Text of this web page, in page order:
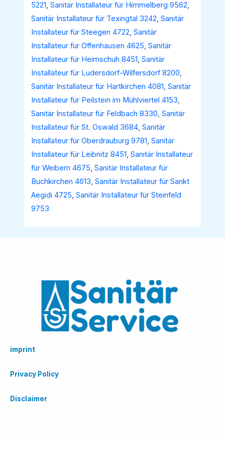
5221,Sanitär Installateur für Himmelberg 9562,
Sanitär Installateur für Texingtal 3242,Sanitär
Installateur für Steegen 4722,Sanitär
Installateur für Offenhausen 4625,Sanitär
Installateur für Heimschuh 8451,Sanitär
Installateur für Ludersdorf-Wilfersdorf 8200,
Sanitär Installateur für Hartkirchen 4081,Sanitär
Installateur für Peilstein im Mühlviertel 4153,
Sanitär Installateur für Feldbach 8330,Sanitär
Installateur für St. Oswald 3684,Sanitär
Installateur für Oberdrauburg 9781,Sanitär
Installateur für Leibnitz 8451,Sanitär Installateur
für Weibern 4675,Sanitär Installateur für
Buchkirchen 4613,Sanitär Installateur für Sankt
Aegidi 4725,Sanitär Installateur für Steinfeld
9753
imprint
Privacy Policy
Disclaimer